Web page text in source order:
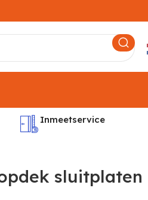
Inmeetservice
sluitplaten